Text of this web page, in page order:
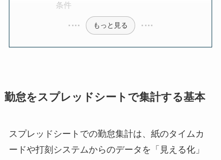
条件
もっと見る
勤怠をスプレッドシートで集計する基本
スプレッドシートでの勤怠集計は、紙のタイムカ
ードや打刻システムからのデータを「見える化」